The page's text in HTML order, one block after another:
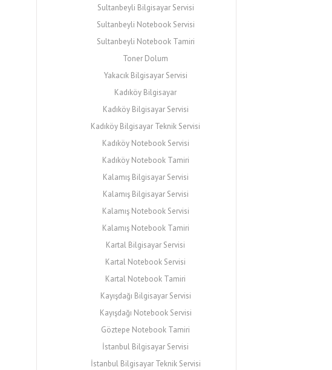
Sultanbeyli Bilgisayar Servisi
Sultanbeyli Notebook Servisi
Sultanbeyli Notebook Tamiri
Toner Dolum
Yakacık Bilgisayar Servisi
Kadıköy Bilgisayar
Kadıköy Bilgisayar Servisi
Kadıköy Bilgisayar Teknik Servisi
Kadıköy Notebook Servisi
Kadıköy Notebook Tamiri
Kalamış Bilgisayar Servisi
Kalamış Bilgisayar Servisi
Kalamış Notebook Servisi
Kalamış Notebook Tamiri
Kartal Bilgisayar Servisi
Kartal Notebook Servisi
Kartal Notebook Tamiri
Kayışdağı Bilgisayar Servisi
Kayışdağı Notebook Servisi
Göztepe Notebook Tamiri
İstanbul Bilgisayar Servisi
İstanbul Bilgisayar Teknik Servisi